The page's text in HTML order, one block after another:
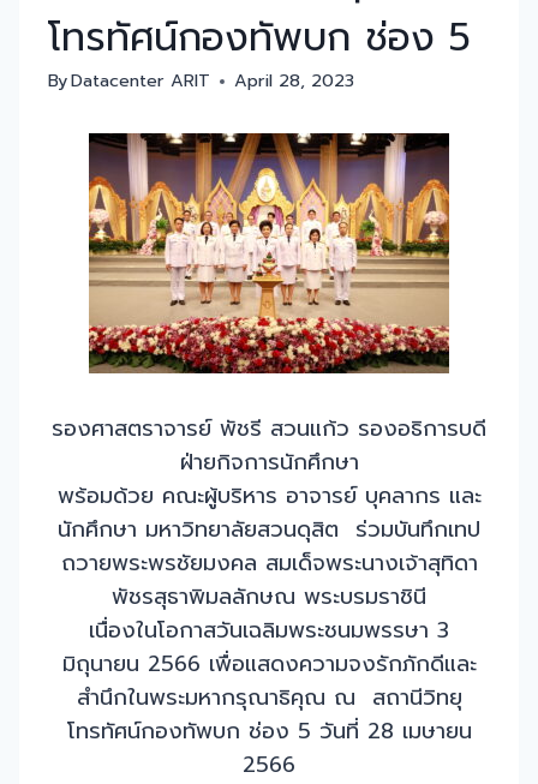
โทรทัศน์กองทัพบก ช่อง 5
ByDatacenter ARIT April 28, 2023
รองศาสตราจารย์ พัชรี สวนแก้ว รองอธิการบดี
ฝ่ายกิจการนักศึกษา
พร้อมด้วย คณะผู้บริหาร อาจารย์ บุคลากร และ
นักศึกษา มหาวิทยาลัยสวนดุสิต ร่วมบันทึกเทป
ถวายพระพรชัยมงคล สมเด็จพระนางเจ้าสุทิดา
พัชรสุธาพิมลลักษณ พระบรมราชินี
เนื่องในโอกาสวันเฉลิมพระชนมพรรษา 3
มิถุนายน 2566 เพื่อแสดงความจงรักภักดีและ
สำนึกในพระมหากรุณาธิคุณ ณ สถานีวิทยุ
โทรทัศน์กองทัพบก ช่อง 5 วันที่ 28 เมษายน
2566